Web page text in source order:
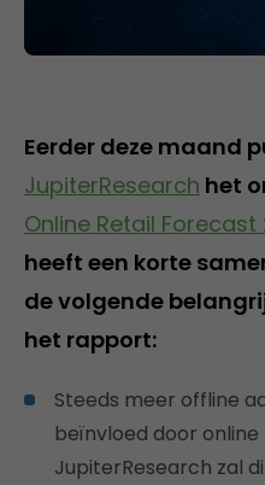
Eerder deze maand
JupiterResearch het
Online Retail Forecast
heeft een korte
de volgende
het rapport:
Steeds meer offline
beïnvloed door
JupiterResearch zal